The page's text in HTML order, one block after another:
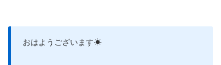
おはようございます☀